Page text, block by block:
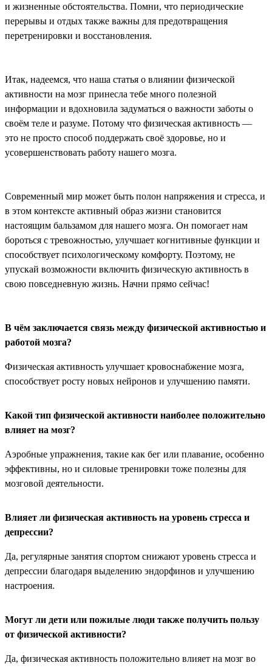
и жизненные обстоятельства. Помни, что периодические
перерывы и отдых также важны для предотвращения
перетренировки и восстановления.
Итак, надеемся, что наша статья о влиянии физической
активности на мозг принесла тебе много полезной
информации и вдохновила задуматься о важности заботы о
своём теле и разуме. Потому что физическая активность —
это не просто способ поддержать своё здоровье, но и
усовершенствовать работу нашего мозга.
Современный мир может быть полон напряжения и стресса, и
в этом контексте активный образ жизни становится
настоящим бальзамом для нашего мозга. Он помогает нам
бороться с тревожностью, улучшает когнитивные функции и
способствует психологическому комфорту. Поэтому, не
упускай возможности включить физическую активность в
свою повседневную жизнь. Начни прямо сейчас!
В чём заключается связь между физической активностью и
работой мозга?
Физическая активность улучшает кровоснабжение мозга,
способствует росту новых нейронов и улучшению памяти.
Какой тип физической активности наиболее положительно
влияет на мозг?
Аэробные упражнения, такие как бег или плавание, особенно
эффективны, но и силовые тренировки тоже полезны для
мозговой деятельности.
Влияет ли физическая активность на уровень стресса и
депрессии?
Да, регулярные занятия спортом снижают уровень стресса и
депрессии благодаря выделению эндорфинов и улучшению
настроения.
Могут ли дети или пожилые люди также получить пользу
от физической активности?
Да, физическая активность положительно влияет на мозг во